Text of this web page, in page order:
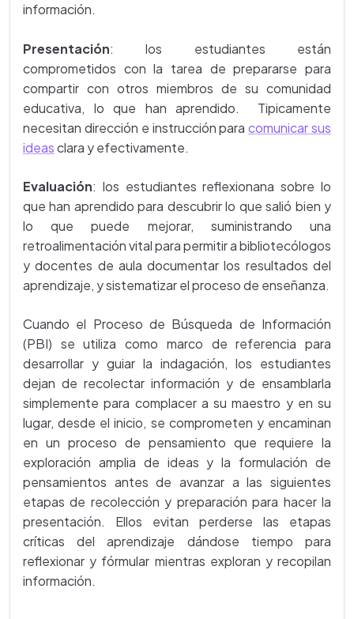
información.
Presentación: los estudiantes están
comprometidos con la tarea de prepararse para
compartir con otros miembros de su comunidad
educativa, lo que han aprendido. Tipicamente
necesitan dirección e instrucción paracomunicar sus
ideasclara y efectivamente.
Evaluación: los estudiantes reflexionana sobre lo
que han aprendido para descubrir lo que salió bien y
lo que puede mejorar, suministrando una
retroalimentación vital para permitir a bibliotecólogos
y docentes de aula documentar los resultados del
aprendizaje, y sistematizar el proceso de enseñanza.
Cuando el Proceso de Búsqueda de Información
(PBI) se utiliza como marco de referencia para
desarrollar y guiar la indagación, los estudiantes
dejan de recolectar información y de ensamblarla
simplemente para complacer a su maestro y en su
lugar, desde el inicio, se comprometen y encaminan
en un proceso de pensamiento que requiere la
exploración amplia de ideas y la formulación de
pensamientos antes de avanzar a las siguientes
etapas de recolección y preparación para hacer la
presentación. Ellos evitan perderse las etapas
críticas del aprendizaje dándose tiempo para
reflexionar y fórmular mientras exploran y recopilan
información.